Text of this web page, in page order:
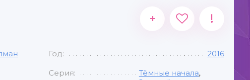
+ !
Год: 2016
Серия: Тёмные начала,